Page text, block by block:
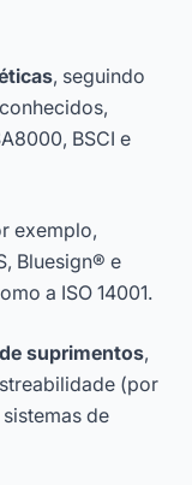
, seguindo
BSCI e
exemplo,
Bluesign® e
a ISO 14001.
suprimentos,
(por
de